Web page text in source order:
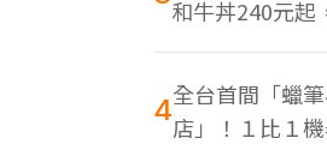
和牛丼240元起
地點曝光
4全台首間「蠟
店」！１比１